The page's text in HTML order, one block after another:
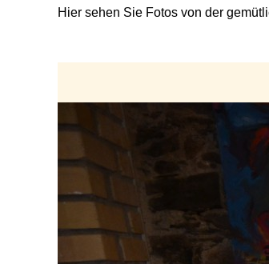
Hier sehen Sie Fotos von der